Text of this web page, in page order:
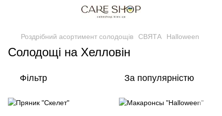
Роздрібний асортимент солодощів СВЯТА Halloween
Солодощі на Хелловін
Фільтр За популярністю